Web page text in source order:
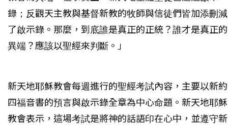
錄；反觀天主教與基督新教的牧師與信徒們皆加添刪減
了啟示錄。那麼，到底誰是真正的正統？誰才是真正的
異端？應該以聖經來判斷。」
新天地耶穌教會每週進行的聖經考試內容，主要以新約
四福音書的預言與啟示錄全章為中心命題。新天地耶穌
教會表示，這場考試是將神的話語印在心中，並遵守新